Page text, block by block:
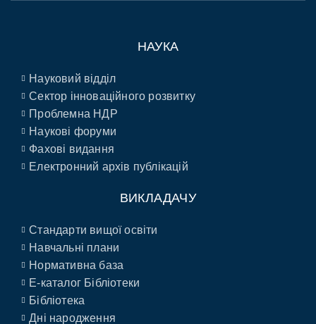
НАУКА
Науковий відділ
Сектор інноваційного розвитку
Проблемна НДР
Наукові форуми
Фахові видання
Електронний архів публікацій
ВИКЛАДАЧУ
Стандарти вищої освіти
Навчальні плани
Нормативна база
E-каталог Бібліотеки
Бібліотека
Дні народження